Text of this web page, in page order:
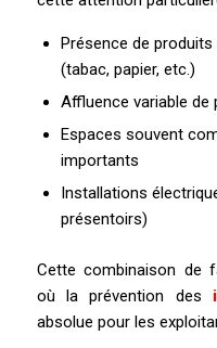
Présence de
(tabac, papier, etc.)
Affluence variable de
Espaces souvent
importants
Installations
présentoirs)
Cette combinaison de
où la prévention des
absolue pour les